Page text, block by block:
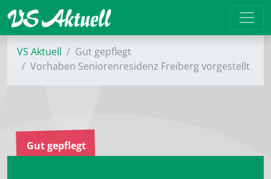
VS Aktuell
Gut gepflegt
Vorhaben Seniorenresidenz Freiberg vorgestellt
Gut gepflegt